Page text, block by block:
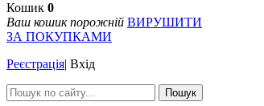
Кошик 0
Ваш кошик порожній ВИРУШИТИ
ЗА ПОКУПКАМИ
Реєстрація| Вхід
Пошук